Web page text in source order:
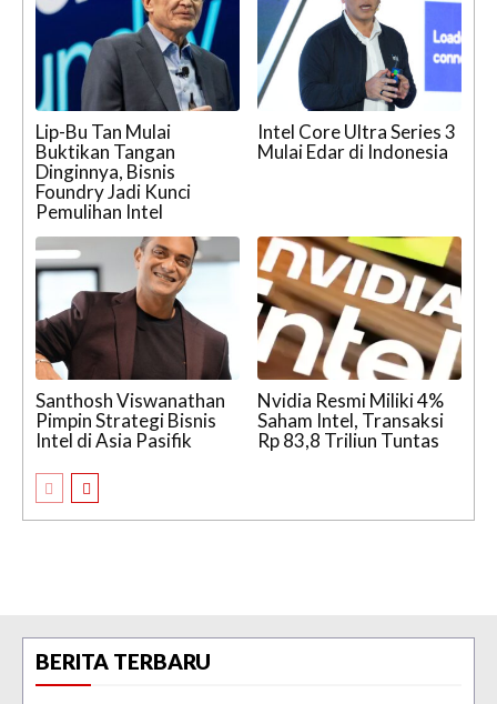
Lip-Bu Tan Mulai
Buktikan Tangan
Dinginnya, Bisnis
Foundry Jadi Kunci
Pemulihan Intel
Intel Core Ultra Series 3
Mulai Edar di Indonesia
Santhosh Viswanathan
Pimpin Strategi Bisnis
Intel di Asia Pasifik
Nvidia Resmi Miliki 4%
Saham Intel, Transaksi
Rp 83,8 Triliun Tuntas
BERITA TERBARU